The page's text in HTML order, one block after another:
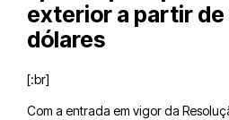
exterior a partir de
dólares
[:br]
Com a entrada em vigor da